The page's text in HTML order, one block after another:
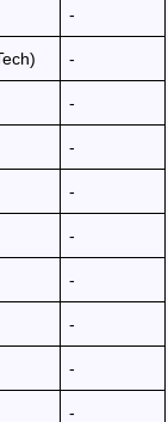
-
-
-
-
-
-
-
-
-
-